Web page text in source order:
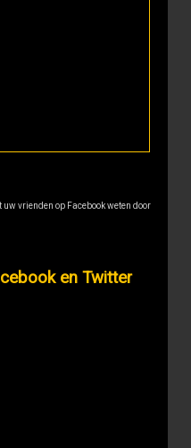
vrienden op Facebook weten door
en Twitter